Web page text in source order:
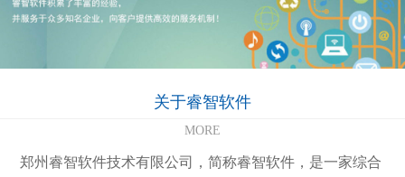
关于睿智软件
MORE
郑州睿智软件技术有限公司，简称睿智软件，是一家综合